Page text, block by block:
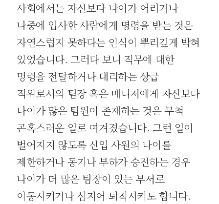
사회에서는 자신보다 나이가 어리거나
나중에 입사한 사람에게 명령을 받는 것은
자연스럽지 못하다는 인식이 뿌리깊게 박혀
있었습니다. 그러다 보니 직무에 대한
명령을 전달하거나 대리하는 상급
직위로서의 팀장 혹은 매니저에게 자신보다
나이가 많은 팀원이 존재하는 것은 무척
곤혹스러운 일로 여겨졌습니다. 그런 일이
벌어지지 않도록 신입 사원의 나이를
제한하거나 동기나 부하가 승진하는 경우
나이가 더 많은 팀장이 있는 부서로
이동시키거나 심지어 퇴직시키도 합니다.